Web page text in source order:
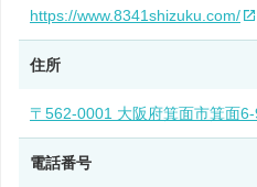
https://www.8341shizuku.com/
住所
〒562-0001 大阪府箕面市箕面
電話番号